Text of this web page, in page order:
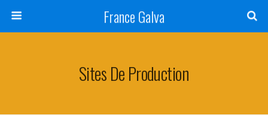
France Galva
Sites De Production